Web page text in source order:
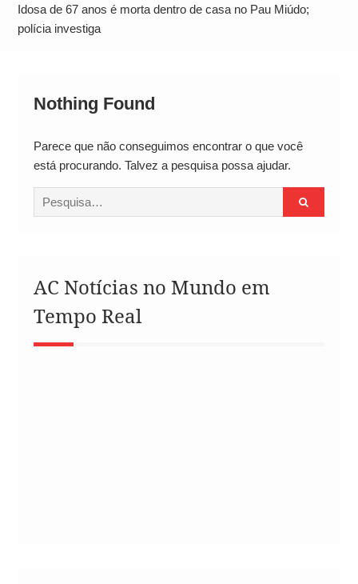
Alto
Idosa de 67 anos é morta dentro de casa no Pau Miúdo;
polícia investiga
Nothing Found
Parece que não conseguimos encontrar o que você
está procurando. Talvez a pesquisa possa ajudar.
Procurar
por:
AC Notícias no Mundo em
Tempo Real